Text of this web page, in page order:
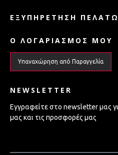
ΕΞΥΠΗΡΈΤΗΣΗ
Ο ΛΟΓΑΡΙΑΣΜΌΣ ΜΟΥ
Υπαναχώρηση από Παραγγελία
NEWSLETTER
Εγγραφείτε στο newsletter μας
μας και τις προσφορές μας